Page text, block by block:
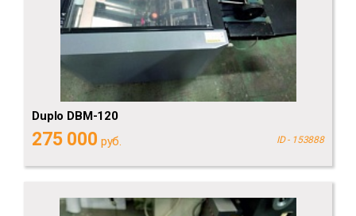
Duplo DBM-120
275 000 руб. ID - 153888